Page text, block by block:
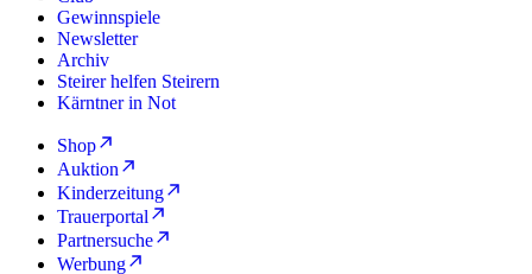
Gewinnspiele
Newsletter
Archiv
Steirer helfen Steirern
Kärntner in Not
Shop
Auktion
Kinderzeitung
Trauerportal
Partnersuche
Werbung